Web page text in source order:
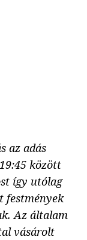
az adás
között
így utólag
festmények
Az általam
vásárolt